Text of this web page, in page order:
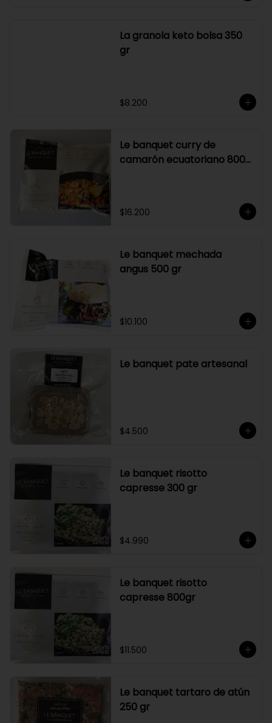
La granola keto bolsa 350
gr
$8.200
Le banquet curry de
camarón ecuatoriano 800
$16.200
Le banquet mechada
angus 500 gr
$10.100
Le banquet pate artesanal
$4.500
Le banquet risotto
capresse 300 gr
$4.990
Le banquet risotto
capresse 800gr
$11.500
Le banquet tartaro de atún
250 gr